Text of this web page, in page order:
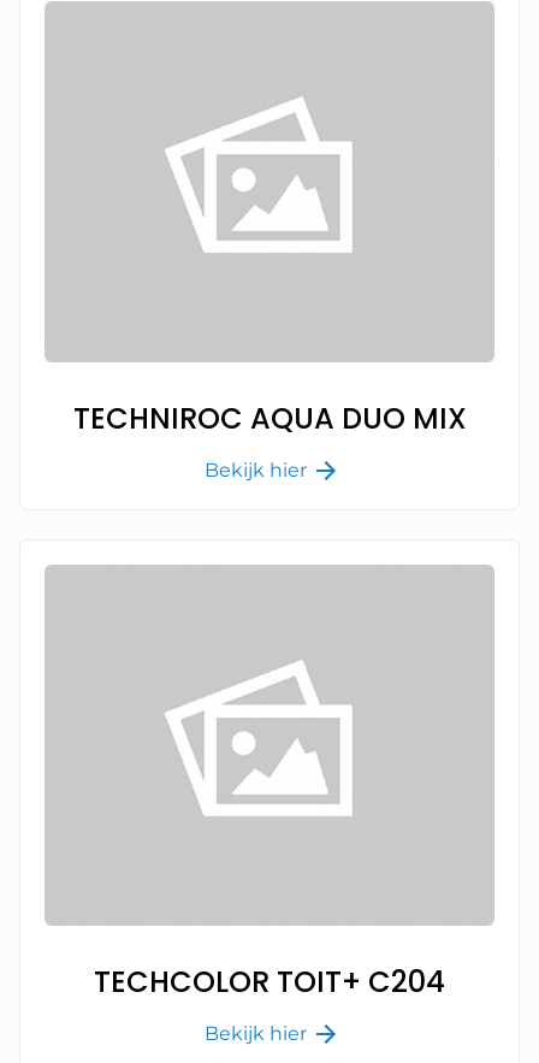
TECHNIROC AQUA DUO MIX
Bekijk hier
TECHCOLOR TOIT+ C204
Bekijk hier